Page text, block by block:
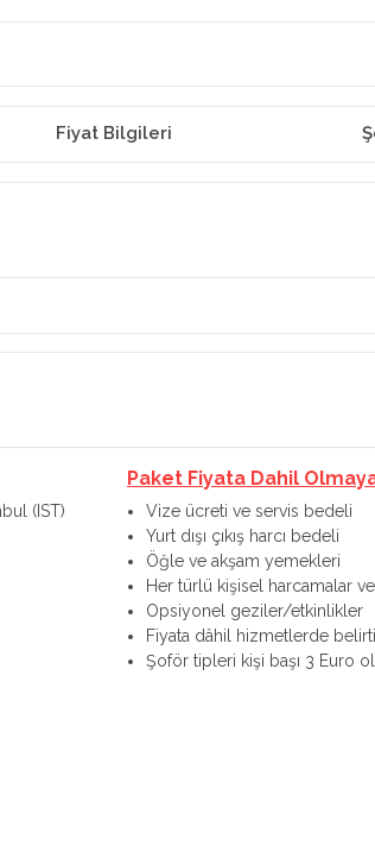
Fiyat Bilgileri
(IST)
Paket Fiyata Dahil
Vize ücreti ve servis bedeli
Yurt dışı çıkış harcı bedeli
Öğle ve akşam yemekleri
Her türlü kişisel harcamalar
Opsiyonel geziler/etkinlikler
Fiyata dâhil hizmetlerde
Şoför tipleri kişi başı 3 Euro